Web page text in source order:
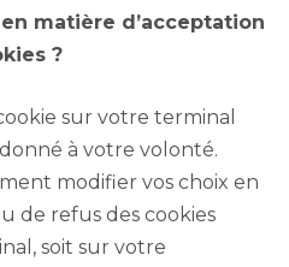
matière d’acceptation
?
sur votre terminal
à votre volonté.
modifier vos choix en
de refus des cookies
soit sur votre